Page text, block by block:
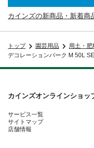
カインズの新商品・新着商
トップ 園芸用品 用土・肥
デコレーションバーク M 50L SE
カインズオンラインショッ
サービス一覧
サイトマップ
店舗情報